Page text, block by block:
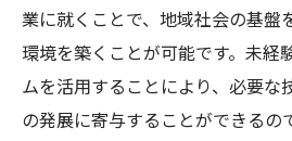
業に就くことで、地域社会の基盤
環境を築くことが可能です。未経
ムを活用することにより、必要な
の発展に寄与することができるの